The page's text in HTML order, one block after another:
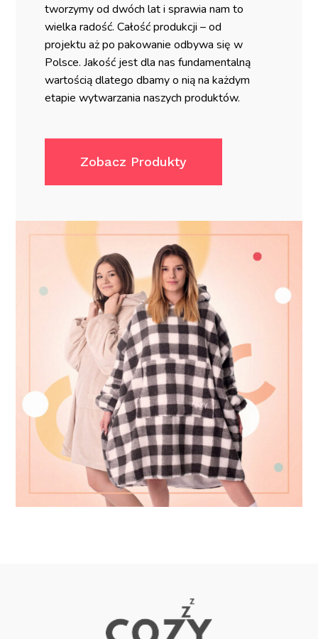
tworzymy od dwóch lat i sprawia nam to
wielka radość. Całość produkcji – od
projektu aż po pakowanie odbywa się w
Polsce. Jakość jest dla nas fundamentalną
wartością dlatego dbamy o nią na każdym
etapie wytwarzania naszych produktów.
Zobacz Produkty